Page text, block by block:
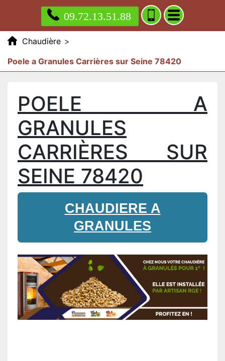
09.72.13.51.88
Chaudière >
Poele a Granules Carrières sur Seine 78420
POELE A
GRANULES
CARRIÈRES SUR
SEINE 78420
CHAUDIERE A
GRANULES